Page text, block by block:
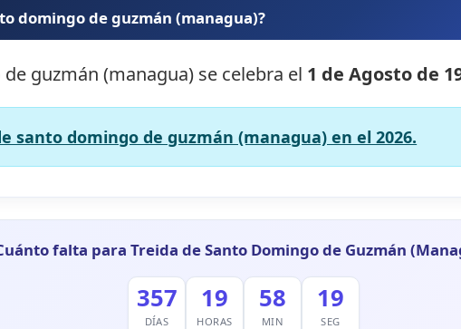
domingo de guzmán (managua)?
guzmán (managua) se celebra el 1 de Agosto de
santo domingo de guzmán (managua) en el 2026.
falta para Treida de Santo Domingo de Guzmán
357
DÍAS
19
HORAS
58
MIN
18
SEG